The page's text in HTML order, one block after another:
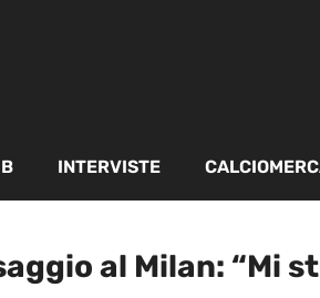
INTERVISTE
al Milan: “Mi